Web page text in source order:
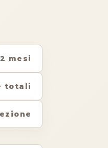
mesi
totali